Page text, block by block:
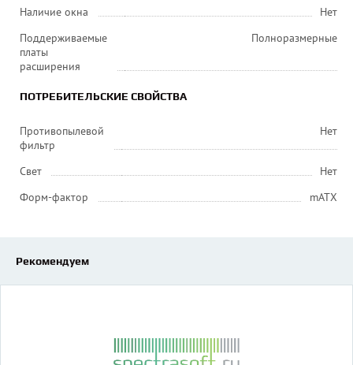
Наличие окна
Нет
Поддерживаемые
платы
расширения
Полноразмерные
ПОТРЕБИТЕЛЬСКИЕ СВОЙСТВА
Противопылевой
фильтр
Нет
Свет
Нет
Форм-фактор
mATX
Рекомендуем